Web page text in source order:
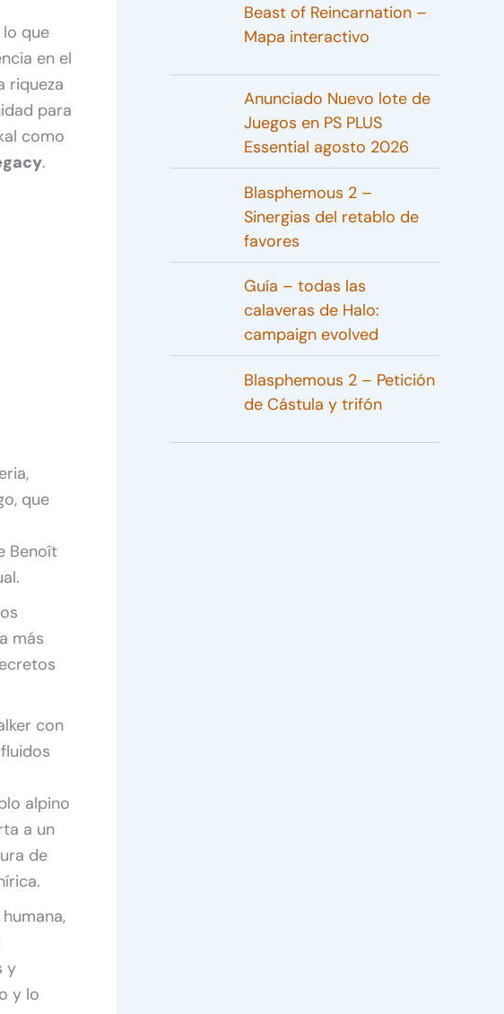
que
en el
riqueza
para
como
.
que
Benoît
más
con
alpino
a un
de
y
y lo
Beast of Reincarnation –
Mapa interactivo
Anunciado Nuevo lote de
Juegos en PS PLUS
Essential agosto 2026
Blasphemous 2 –
Sinergias del retablo de
favores
Guía – todas las
calaveras de Halo:
campaign evolved
Blasphemous 2 – Petición
de Cástula y trifón